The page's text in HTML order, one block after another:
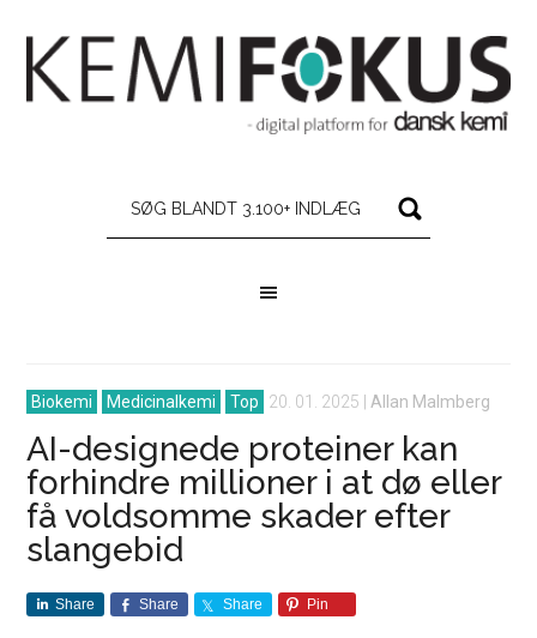
Biokemi Medicinalkemi Top 20. 01. 2025 Allan Malmberg
AI-designede proteiner kan
forhindre millioner i at dø eller
få voldsomme skader efter
slangebid
Share Share Share Pin